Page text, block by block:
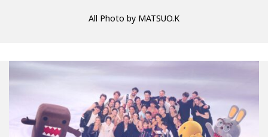
All Photo by MATSUO.K